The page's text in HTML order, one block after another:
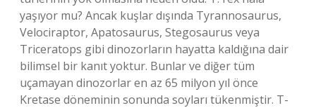
yaşıyor mu? Ancak kuşlar dışında Tyrannosaurus,
Velociraptor, Apatosaurus, Stegosaurus veya
Triceratops gibi dinozorların hayatta kaldığına dair
bilimsel bir kanıt yoktur. Bunlar ve diğer tüm
uçamayan dinozorlar en az 65 milyon yıl önce
Kretase döneminin sonunda soyları tükenmiştir. T-